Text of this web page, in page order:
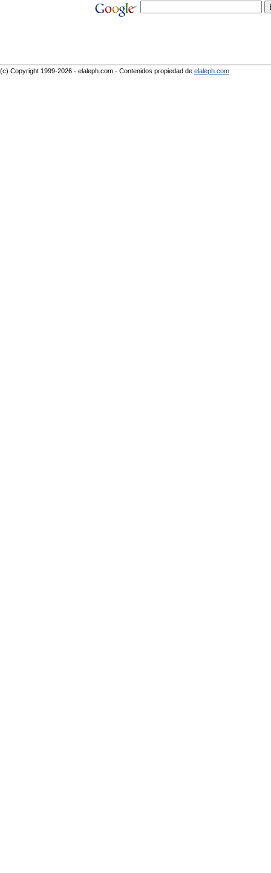
(c) Copyright 1999-2026 - elaleph.com - Contenidos propiedad de elaleph.com